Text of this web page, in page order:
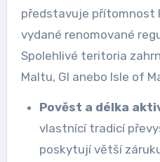
představuje přítomnost
vydané renomované
Spolehlivé teritoria
Maltu, GI anebo Isle of
Pověst a délka
vlastnící tradicí
poskytují větší